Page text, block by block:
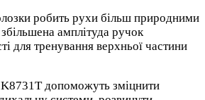
робить рухи більш природними
амплітуда ручок
для тренування верхньої частини
допоможуть зміцнити